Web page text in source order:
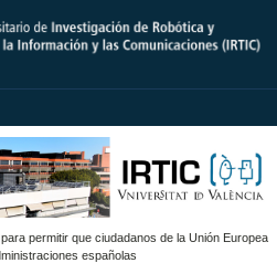
permitir que ciudadanos de la Unión Europea
españolas